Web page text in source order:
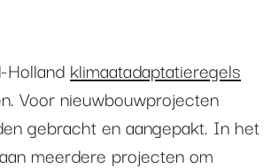
Holland klimaatadaptatieregels
Voor nieuwbouwprojecten
gebracht en aangepakt. In het
meerdere projecten om